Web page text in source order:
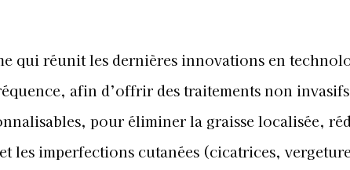
qui réunit les dernières innovations en
afin d’offrir des traitements non
pour éliminer la graisse localisée,
les imperfections cutanées (cicatrices,